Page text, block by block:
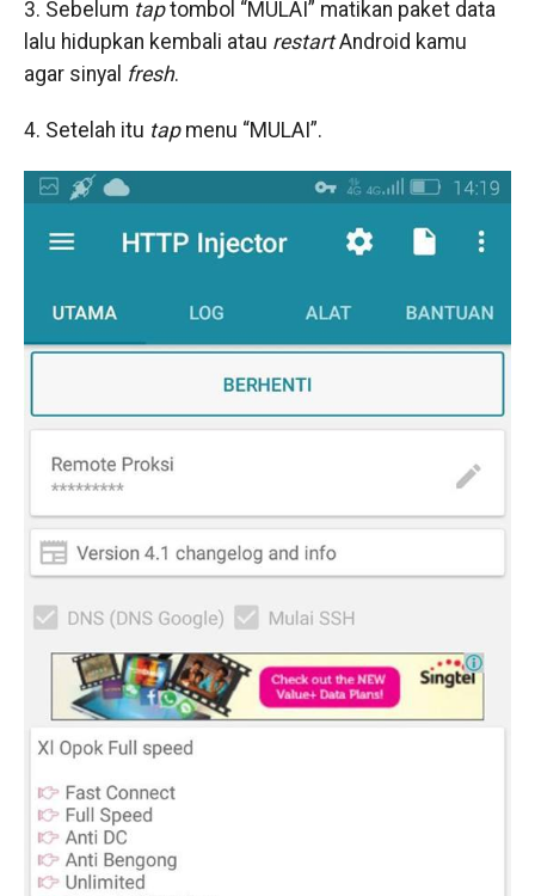
3. Sebelum taptombol “MULAI” matikan paket data
lalu hidupkan kembali atau restartAndroid kamu
agar sinyal fresh.
4. Setelah itu tapmenu “MULAI”.